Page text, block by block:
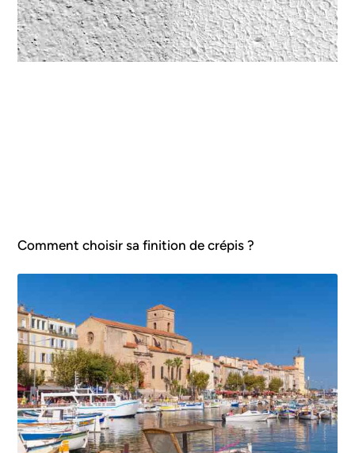
Comment choisir sa finition de crépis ?